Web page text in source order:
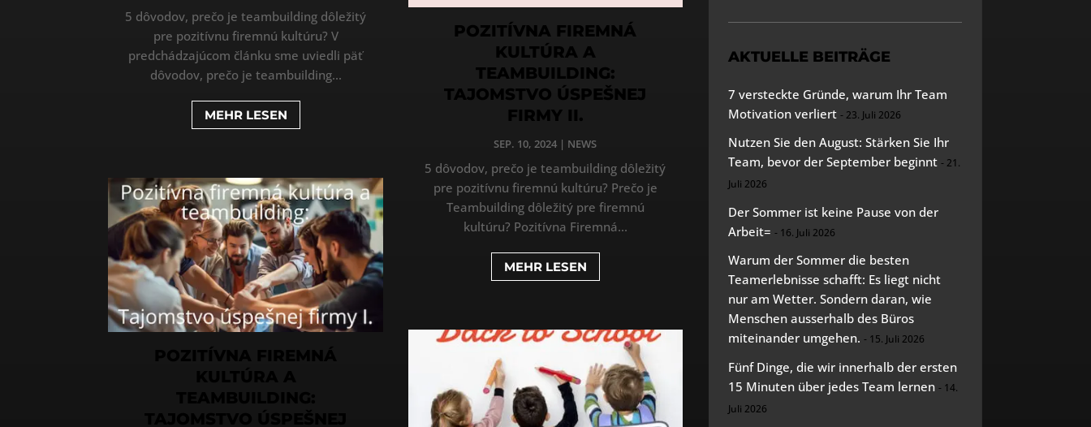
5 dôvodov, prečo je teambuilding dôležitý
pre pozitívnu firemnú kultúru? V
predchádzajúcom článku sme uviedli päť
dôvodov, prečo je teambuilding...
MEHR LESEN
POZITÍVNA FIREMNÁ
KULTÚRA A
TEAMBUILDING:
TAJOMSTVO ÚSPEŠNEJ
FIRMY II.
SEP. 10, 2024 | NEWS
5 dôvodov, prečo je teambuilding dôležitý
pre pozitívnu firemnú kultúru? Prečo je
Teambuilding dôležitý pre firemnú
kultúru? Pozitívna Firemná...
MEHR LESEN
AKTUELLE BEITRÄGE
7 versteckte Gründe, warum Ihr Team
Motivation verliert
23. Juli 2026
Nutzen Sie den August: Stärken Sie Ihr
Team, bevor der September beginnt
21.
Juli 2026
Der Sommer ist keine Pause von der
Arbeit=
16. Juli 2026
Warum der Sommer die besten
Teamerlebnisse schafft: Es liegt nicht
nur am Wetter. Sondern daran, wie
Menschen ausserhalb des Büros
miteinander umgehen.
15. Juli 2026
Fünf Dinge, die wir innerhalb der ersten
15 Minuten über jedes Team lernen
14.
Juli 2026